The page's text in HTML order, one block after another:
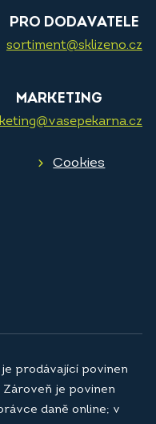
PRO DODAVATELE
sortiment@sklizeno.cz
MARKETING
Cookies
prodávající povinen
je povinen
daně online; v